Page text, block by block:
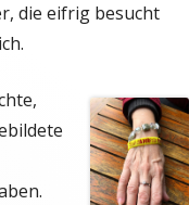
die eifrig besucht